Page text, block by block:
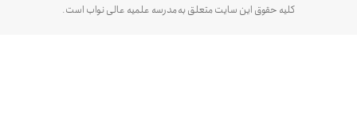
کلیه حقوق این سایت متعلق به مدرسه علمیه عالی نواب است.